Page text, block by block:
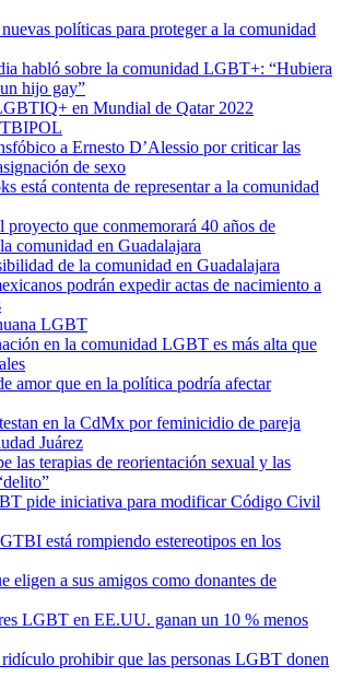
políticas para proteger a la comunidad
habló sobre la comunidad LGBT+: “Hubiera
hijo gay”
en Mundial de Qatar 2022
a Ernesto D’Alessio por criticar las
de sexo
está contenta de representar a la comunidad
proyecto que conmemorará 40 años de
comunidad en Guadalajara
de la comunidad en Guadalajara
podrán expedir actas de nacimiento a
LGBT
en la comunidad LGBT es más alta que
amor que en la política podría afectar
en la CdMx por feminicidio de pareja
Juárez
las terapias de reorientación sexual y las
pide iniciativa para modificar Código Civil
está rompiendo estereotipos en los
eligen a sus amigos como donantes de
LGBT en EE.UU. ganan un 10 % menos
prohibir que las personas LGBT donen